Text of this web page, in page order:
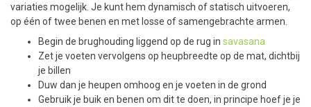
variaties mogelijk. Je kunt hem dynamisch of statisch uitvoeren,
op één of twee benen en met losse of samengebrachte armen.
Begin de brughouding liggend op de rug in savasana
Zet je voeten vervolgens op heupbreedte op de mat, dichtbij
je billen
Duw dan je heupen omhoog en je voeten in de grond
Gebruik je buik en benen om dit te doen, in principe hoef je je